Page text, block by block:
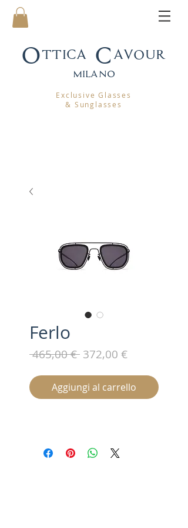
Ottica Cavour
milano
Exclusive Glasses
& Sunglasses
Ferlo
465,00 € Prezzo
372,00 €Prezzo
Aggiungi al carrello